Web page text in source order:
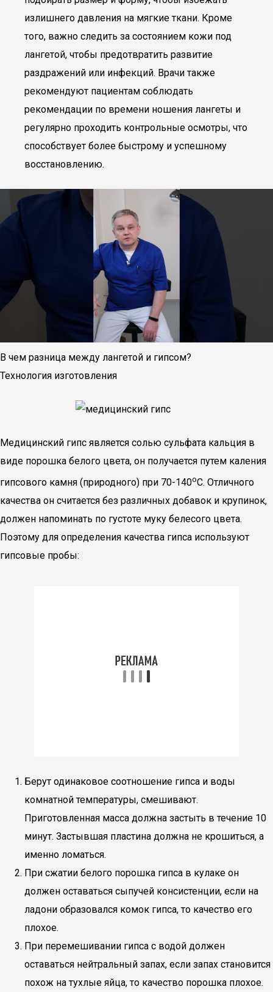
излишнего давления на мягкие ткани. Кроме
того, важно следить за состоянием кожи под
лангетой, чтобы предотвратить развитие
раздражений или инфекций. Врачи также
рекомендуют пациентам соблюдать
рекомендации по времени ношения лангеты и
регулярно проходить контрольные осмотры, что
способствует более быстрому и успешному
восстановлению.
В чем разница между лангетой и гипсом?
Технология изготовления
Медицинский гипс является солью сульфата кальция в
виде порошка белого цвета, он получается путем каления
гипсового камня (природного) при 70-140оС. Отличного
качества он считается без различных добавок и крупинок,
должен напоминать по густоте муку белесого цвета.
Поэтому для определения качества гипса используют
гипсовые пробы:
Берут одинаковое соотношение гипса и воды
комнатной температуры, смешивают.
Приготовленная масса должна застыть в течение 10
минут. Застывшая пластина должна не крошиться, а
именно ломаться.
При сжатии белого порошка гипса в кулаке он
должен оставаться сыпучей консистенции, если на
ладони образовался комок гипса, то качество его
плохое.
При перемешивании гипса с водой должен
оставаться нейтральный запах, если запах становится
похож на тухлые яйца, то качество порошка плохое.